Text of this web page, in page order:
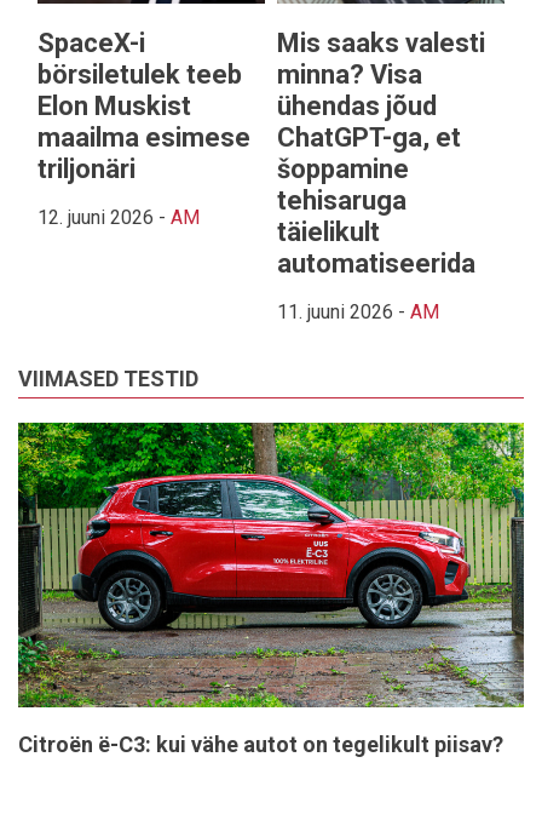
SpaceX-i
börsiletulek teeb
Elon Muskist
maailma esimese
triljonäri
12. juuni 2026 - AM
Mis saaks valesti
minna? Visa
ühendas jõud
ChatGPT-ga, et
šoppamine
tehisaruga
täielikult
automatiseerida
11. juuni 2026 - AM
VIIMASED TESTID
Citroën ë-C3: kui vähe autot on tegelikult piisav?